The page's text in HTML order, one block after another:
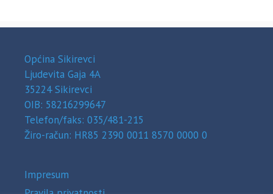
Općina Sikirevci
Ljudevita Gaja 4A
35224 Sikirevci
OIB: 58216299647
Telefon/faks: 035/481-215
Žiro-račun: HR85 2390 0011 8570 0000 0
Impresum